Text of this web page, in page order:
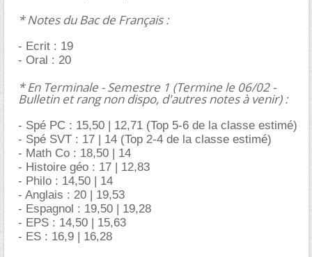
* Notes du Bac de Français :
- Ecrit : 19
- Oral : 20
* En Terminale - Semestre 1 (Termine le 06/02 -
Bulletin et rang non dispo, d'autres notes à venir) :
- Spé PC : 15,50 | 12,71 (Top 5-6 de la classe estimé)
- Spé SVT : 17 | 14 (Top 2-4 de la classe estimé)
- Math Co : 18,50 | 14
- Histoire géo : 17 | 12,83
- Philo : 14,50 | 14
- Anglais : 20 | 19,53
- Espagnol : 19,50 | 19,28
- EPS : 14,50 | 15,63
- ES : 16,9 | 16,28